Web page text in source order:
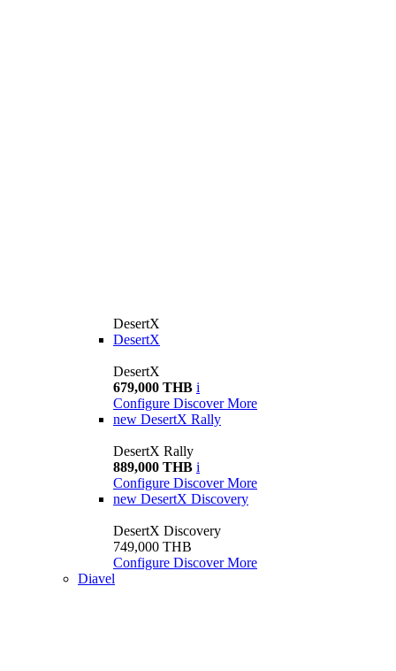
DesertX
DesertX
DesertX
679,000 THB i
Configure Discover More
new DesertX Rally
DesertX Rally
889,000 THB i
Configure Discover More
new DesertX Discovery
DesertX Discovery
749,000 THB
Configure Discover More
Diavel